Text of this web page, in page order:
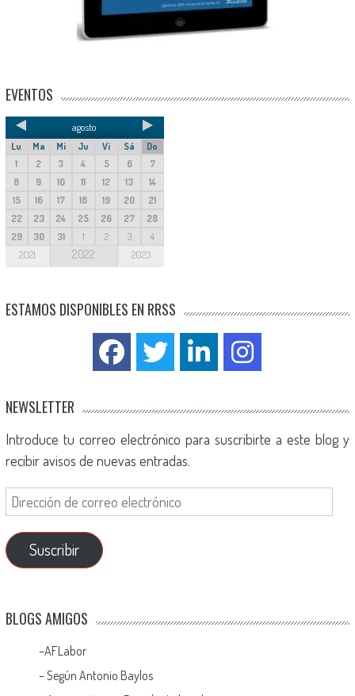
EVENTOS
agosto
Lu Ma Mi Ju Vi Sá
Do
1
2 3 4 5 6
7
8
9 10 11 12 13
14
15
16 17 18 19 20
21
22
23 24 25 26 27
28
29
30 31 1 2 3 4
2021 2022 2023
ESTAMOS DISPONIBLES EN RRSS
NEWSLETTER
Introduce tu correo electrónico para suscribirte a este blog y
recibir avisos de nuevas entradas.
Suscribir
BLOGS AMIGOS
–AFLabor
– Según Antonio Baylos